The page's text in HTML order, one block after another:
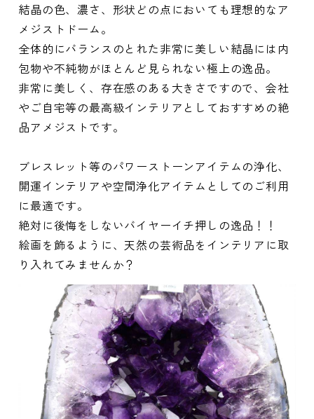
結晶の色、濃さ、形状どの点においても理想的なア
メジストドーム。
全体的にバランスのとれた非常に美しい結晶には内
包物や不純物がほとんど見られない極上の逸品。
非常に美しく、存在感のある大きさですので、会社
やご自宅等の最高級インテリアとしておすすめの絶
品アメジストです。
ブレスレット等のパワーストーンアイテムの浄化、
開運インテリアや空間浄化アイテムとしてのご利用
に最適です。
絶対に後悔をしないバイヤーイチ押しの逸品！！
絵画を飾るように、天然の芸術品をインテリアに取
り入れてみませんか？